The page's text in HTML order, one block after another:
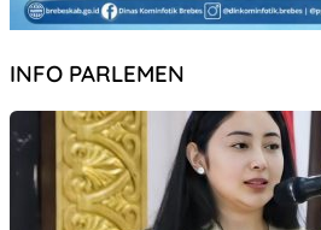
INFO PARLEMEN